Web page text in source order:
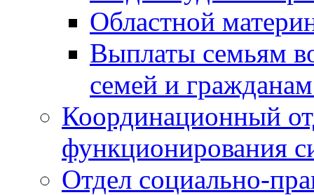
Областной
Выплаты семьям
семей и
Координационный
функционирования
Отдел социально-